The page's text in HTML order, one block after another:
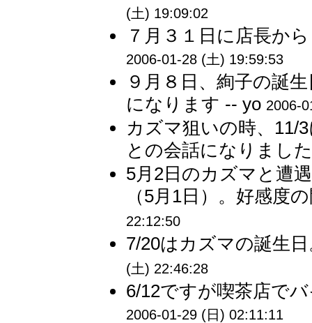
(土) 19:09:02
７月３１日に店長か
2006-01-28 (土) 19:59:53
９月８日、絢子の誕
になります -- yo 2006-
カズマ狙いの時、11/
との会話になりまし
5月2日のカズマと遭
（5月1日）。好感度
22:12:50
7/20はカズマの誕生
(土) 22:46:28
6/12ですが喫茶店で
2006-01-29 (日) 02:11:11